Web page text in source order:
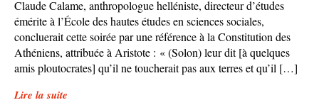
Claude Calame, anthropologue helléniste, directeur d’études
émérite à l’École des hautes études en sciences sociales,
concluerait cette soirée par une référence à la Constitution des
Athéniens, attribuée à Aristote : « (Solon) leur dit [à quelques
amis ploutocrates] qu’il ne toucherait pas aux terres et qu’il […]
Lire la suite